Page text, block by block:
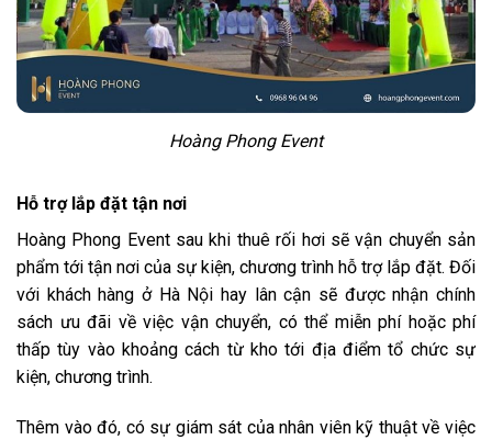
Hoàng Phong Event
Hỗ trợ lắp đặt tận nơi
Hoàng Phong Event sau khi thuê rối hơi sẽ vận chuyển sản
phẩm tới tận nơi của sự kiện, chương trình hỗ trợ lắp đặt. Đối
với khách hàng ở Hà Nội hay lân cận sẽ được nhận chính
sách ưu đãi về việc vận chuyển, có thể miễn phí hoặc phí
thấp tùy vào khoảng cách từ kho tới địa điểm tổ chức sự
kiện, chương trình.
Thêm vào đó, có sự giám sát của nhân viên kỹ thuật về việc